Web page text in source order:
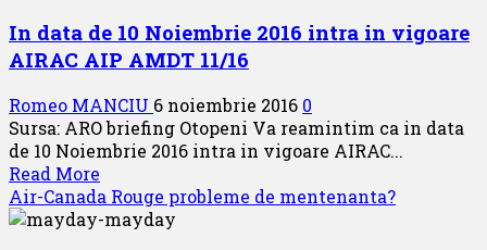
altitudine.
Din
un
roman
este
vina
In data de 10 Noiembrie 2016 intra in vigoare
AIRAC AIP AMDT 11/16
Romeo MANCIU 6 noiembrie 2016 0
Sursa: ARO briefing Otopeni Va reamintim ca in data
de 10 Noiembrie 2016 intra in vigoare AIRAC...
Read More
more
about
Air-Canada Rouge probleme de mentenanta?